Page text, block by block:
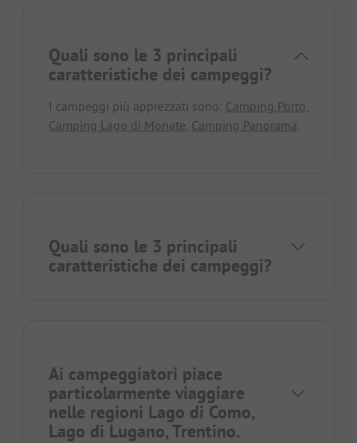
Quali sono le 3 principali
caratteristiche dei campeggi?
I campeggi più apprezzati sono: Camping Porto
Camping Lago di Monate Camping Panorama
Quali sono le 3 principali
caratteristiche dei campeggi?
Ai campeggiatori piace
particolarmente viaggiare
nelle regioni Lago di Como,
Lago di Lugano,Trentino.